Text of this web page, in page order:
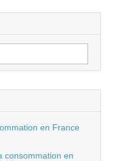
en France
consommation en